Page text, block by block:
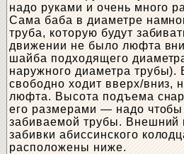
надо руками и очень много
Сама баба в диаметре
труба, которую будут
движении не было люфта
шайба подходящего
наружного диаметра трубы).
свободно ходит вверх/вниз,
люфта. Высота подъема
его размерами — надо чтобы
забиваемой трубы. Внешний
забивки абиссинского
расположены ниже.